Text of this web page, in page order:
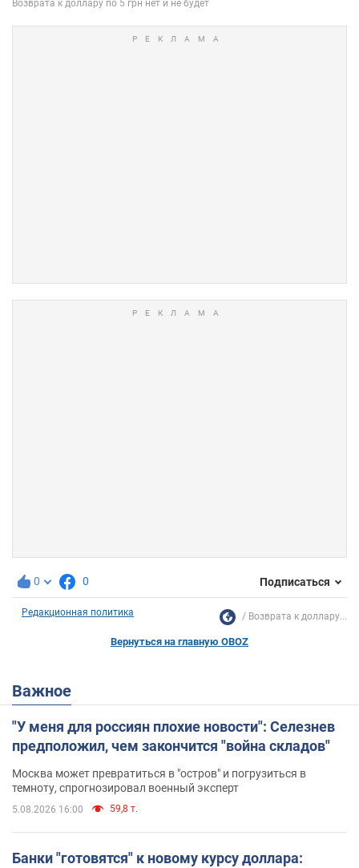
0 0 Подписаться
Редакционная политика Возврата к доллару...
Вернуться на главную OBOZ
Важное
"У меня для россиян плохие новости": Селезнев
предположил, чем закончится "война складов"
Москва может превратиться в "остров" и погрузиться в
темноту, спрогнозировал военный эксперт
5.08.2026 16:00 59,8 т.
Банки "готовятся" к новому курсу доллара: